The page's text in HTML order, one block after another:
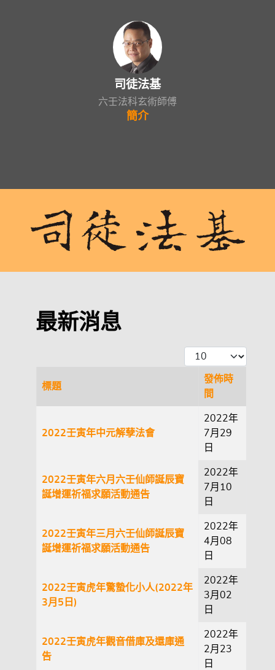
司徒法基
六壬法科玄術師傅
簡介
最新消息
每頁顯示條數
標題
發佈時
間
2022壬寅年中元解孽法會
2022年
7月29
日
2022壬寅年六月六壬仙師誕辰寶
誕增運祈福求願活動通告
2022年
7月10
日
2022壬寅年三月六壬仙師誕辰寶
誕增運祈福求願活動通告
2022年
4月08
日
2022壬寅虎年驚蟄化小人(2022年
3月5日)
2022年
3月02
日
2022壬寅虎年觀音借庫及還庫通
告
2022年
2月23
日